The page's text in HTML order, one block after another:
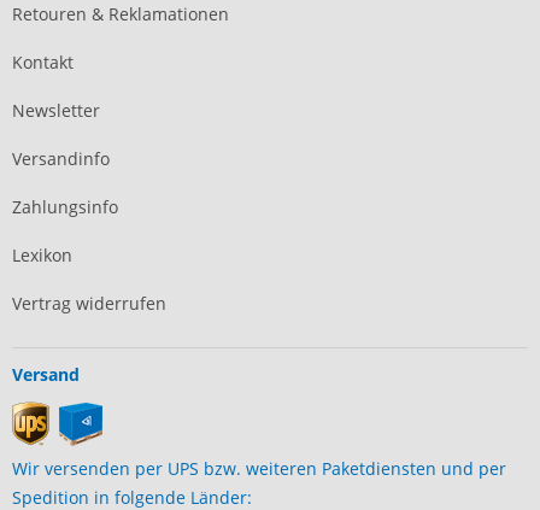
Retouren & Reklamationen
Kontakt
Newsletter
Versandinfo
Zahlungsinfo
Lexikon
Vertrag widerrufen
Versand
Wir versenden per UPS bzw. weiteren Paketdiensten und per
Spedition in folgende Länder: